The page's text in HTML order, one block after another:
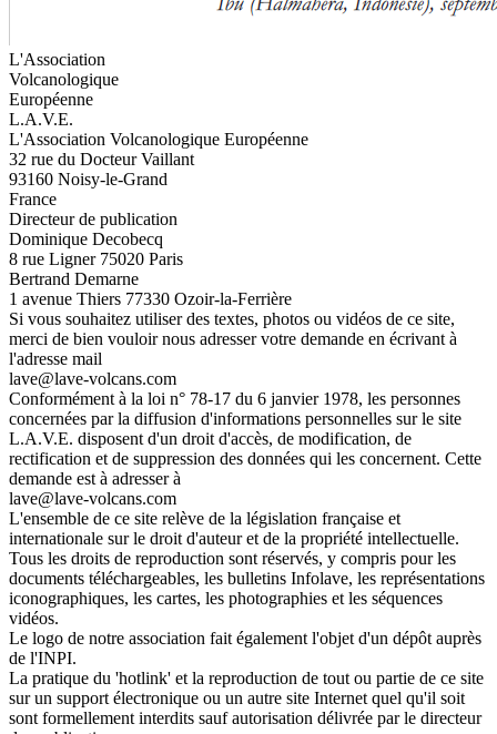
L'Association
Volcanologique
Européenne
L.A.V.E.
L'Association Volcanologique Européenne
32 rue du Docteur Vaillant
93160 Noisy-le-Grand
France
Directeur de publication
Dominique Decobecq
8 rue Ligner 75020 Paris
Bertrand Demarne
1 avenue Thiers 77330 Ozoir-la-Ferrière
Si vous souhaitez utiliser des textes, photos ou vidéos de ce site,
merci de bien vouloir nous adresser votre demande en écrivant à
l'adresse mail
lave@lave-volcans.com
Conformément à la loi n° 78-17 du 6 janvier 1978, les personnes
concernées par la diffusion d'informations personnelles sur le site
L.A.V.E. disposent d'un droit d'accès, de modification, de
rectification et de suppression des données qui les concernent. Cette
demande est à adresser à
lave@lave-volcans.com
L'ensemble de ce site relève de la législation française et
internationale sur le droit d'auteur et de la propriété intellectuelle.
Tous les droits de reproduction sont réservés, y compris pour les
documents téléchargeables, les bulletins Infolave, les représentations
iconographiques, les cartes, les photographies et les séquences
vidéos.
Le logo de notre association fait également l'objet d'un dépôt auprès
de l'INPI.
La pratique du 'hotlink' et la reproduction de tout ou partie de ce site
sur un support électronique ou un autre site Internet quel qu'il soit
sont formellement interdits sauf autorisation délivrée par le directeur